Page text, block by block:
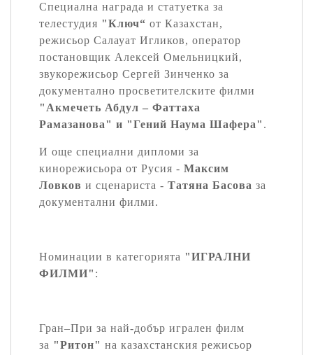
Специална награда и статуетка за
телестудия "Ключ“ от Казахстан,
режисьор Салауат Игликов, оператор
постановщик Алексей Омельницкий,
звукорежисьор Сергей Зинченко за
документално просветителските филми
"Акмечеть Абдул – Фаттаха
Рамазанова" и "Гений Наума Шафера" .
И още специални дипломи за
кинорежисьора от Русия - Максим
Ловков и сценариста - Татяна Басова за
документални филми.
Номинации в категорията "ИГРАЛНИ
ФИЛМИ" :
Гран–При за най-добър игрален филм
за "Ритон" на казахстанския режисьор